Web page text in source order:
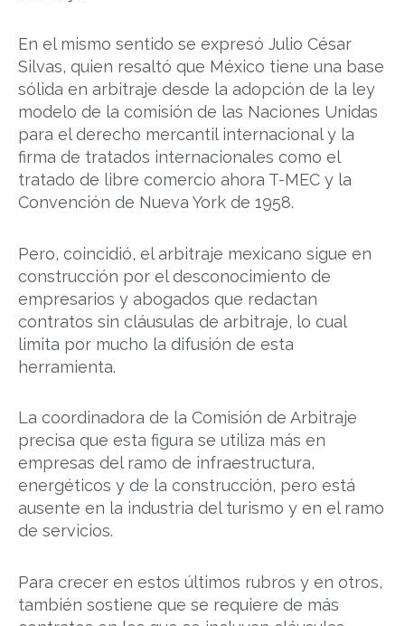
En el mismo sentido se expresó Julio César
Silvas, quien resaltó que México tiene una base
sólida en arbitraje desde la adopción de la ley
modelo de la comisión de las Naciones Unidas
para el derecho mercantil internacional y la
firma de tratados internacionales como el
tratado de libre comercio ahora T-MEC y la
Convención de Nueva York de 1958.
Pero, coincidió, el arbitraje mexicano sigue en
construcción por el desconocimiento de
empresarios y abogados que redactan
contratos sin cláusulas de arbitraje, lo cual
limita por mucho la difusión de esta
herramienta.
La coordinadora de la Comisión de Arbitraje
precisa que esta figura se utiliza más en
empresas del ramo de infraestructura,
energéticos y de la construcción, pero está
ausente en la industria del turismo y en el ramo
de servicios.
Para crecer en estos últimos rubros y en otros,
también sostiene que se requiere de más